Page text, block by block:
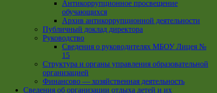
Антикоррупционное просвещение
обучающихся
Архив антикоррупционной деятельности
Публичный доклад директора
Руководство
Cведения о руководителях МБОУ Лицея №
15
Структура и органы управления образовательной
организацией
Финансово — хозяйственная деятельность
Сведения об организации отдыха детей и их